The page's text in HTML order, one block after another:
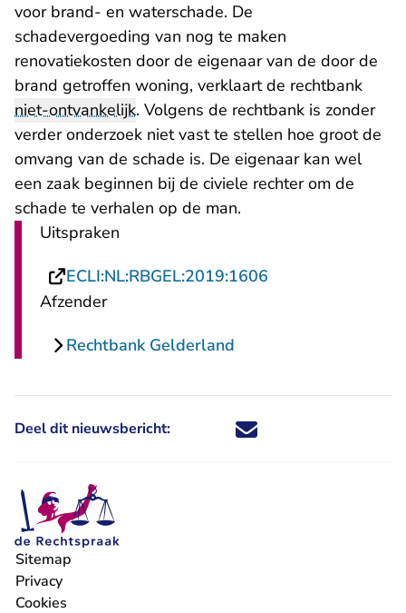
voor brand- en waterschade. De
schadevergoeding van nog te maken
renovatiekosten door de eigenaar van de door de
brand getroffen woning, verklaart de rechtbank
niet-ontvankelijk. Volgens de rechtbank is zonder
verder onderzoek niet vast te stellen hoe groot de
omvang van de schade is. De eigenaar kan wel
een zaak beginnen bij de civiele rechter om de
schade te verhalen op de man.
Uitspraken
ECLI:NL:RBGEL:2019:1606
Afzender
Rechtbank Gelderland
Deel dit nieuwsbericht: Deel dit nieuwsbericht via X -
Deel dit nieuwsbericht via
Deel dit nieuwsbericht
Deel dit
Sitemap
Privacy
Cookies